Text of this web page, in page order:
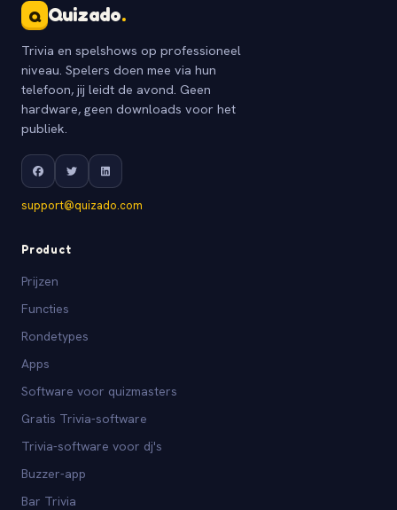
Q Quizado.
Trivia en spelshows op professioneel
niveau. Spelers doen mee via hun
telefoon, jij leidt de avond. Geen
hardware, geen downloads voor het
publiek.
support@quizado.com
Product
Prijzen
Functies
Rondetypes
Apps
Software voor quizmasters
Gratis Trivia-software
Trivia-software voor dj's
Buzzer-app
Bar Trivia